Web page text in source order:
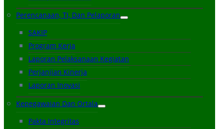
Perencanaan, TI, Dan Pelaporan
SAKIP
Program Kerja
Laporan Pelaksanaan Kegiatan
Perjanjian Kinerja
Laporan Inovasi
Kepegawaian Dan Ortala
Pakta Integritas